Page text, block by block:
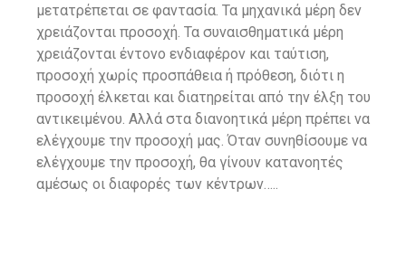
μετατρέπεται σε φαντασία. Τα μηχανικά μέρη δεν
χρειάζονται προσοχή. Τα συναισθηματικά μέρη
χρειάζονται έντονο ενδιαφέρον και ταύτιση,
προσοχή χωρίς προσπάθεια ή πρόθεση, διότι η
προσοχή έλκεται και διατηρείται από την έλξη του
αντικειμένου. Αλλά στα διανοητικά μέρη πρέπει να
ελέγχουμε την προσοχή μας. Όταν συνηθίσουμε να
ελέγχουμε την προσοχή, θα γίνουν κατανοητές
αμέσως οι διαφορές των κέντρων…..